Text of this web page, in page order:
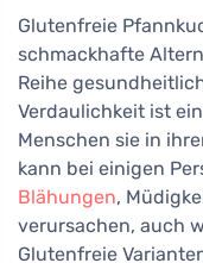
Glutenfreie
schmackhafte
Reihe
Verdaulichkeit ist
Menschen sie in
kann bei einigen
Blähungen,
verursachen, auch
Glutenfreie